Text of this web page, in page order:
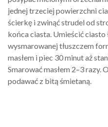
jednej trzeciej powierzchni
ścierkę i zwinąć strudel od
końca ciasta. Umieścić ciasto
wysmarowanej tłuszczem
masłem i piec 30 minut aż
Smarować masłem 2–3 razy.
podawać z bitą śmietaną.